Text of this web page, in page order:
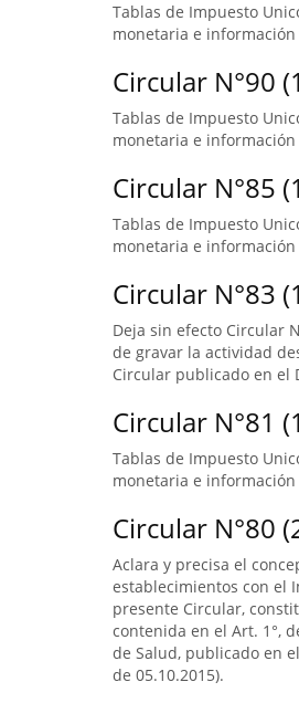
Tablas de Impuesto
monetaria e
Circular N°90
Tablas de Impuesto
monetaria e
Circular N°85
Tablas de Impuesto
monetaria e
Circular N°83
Deja sin efecto Circular
de gravar la actividad
Circular publicado en el
Circular N°81
Tablas de Impuesto
monetaria e
Circular N°80
Aclara y precisa el
establecimientos con el
presente Circular,
contenida en el Art. 1°,
de Salud, publicado en
de 05.10.2015).